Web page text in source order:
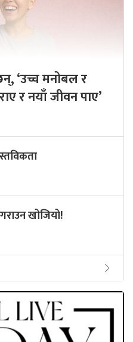
‘उच्च मनोबल र
र नयाँ जीवन पाए’
खोजियो!